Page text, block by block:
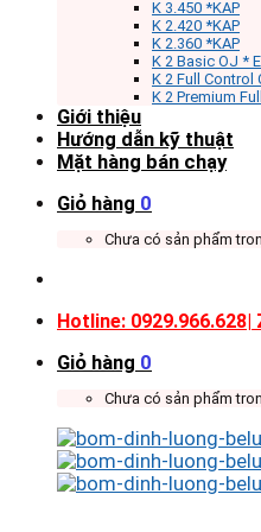
K 3.450 *KAP
K 2.420 *KAP
K 2.360 *KAP
K 2 Basic OJ *
K 2 Full Control
K 2 Premium
Giới thiệu
Hướng dẫn kỹ thuật
Mặt hàng bán chạy
Giỏ hàng 0
Chưa có sản phẩm
Hotline: 0929.966.628|
Giỏ hàng 0
Chưa có sản phẩm